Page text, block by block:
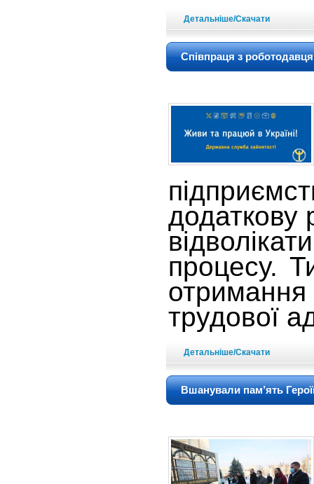
Детальніше/Скачати
Співпраця з
додаткову
процесу.
трудової
Детальніше/Скачати
Вшанували пам’ять